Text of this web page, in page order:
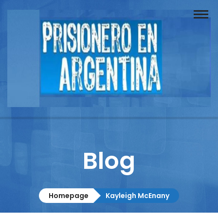
Buscador
Documentos
Columnistas
Contacto
Blog
Homepage Kayleigh McEnany